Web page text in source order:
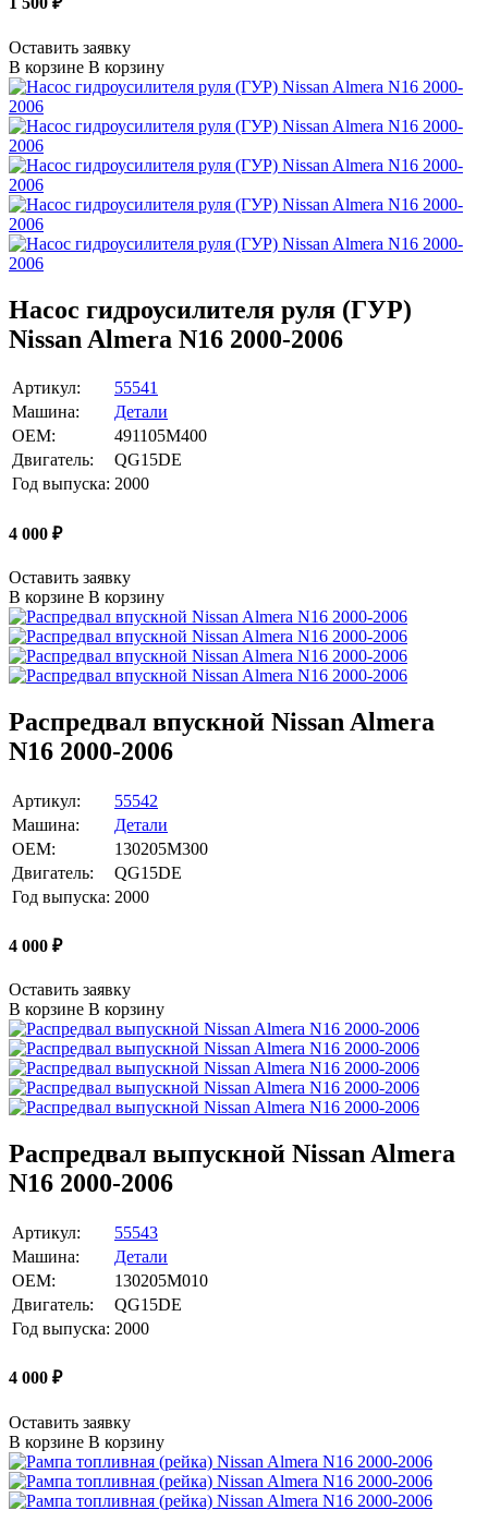
Оставить заявку
В корзине В корзину
Насос гидроусилителя руля (ГУР)
Nissan Almera N16 2000-2006
Артикул:
55541
Машина:
Детали
OEM:
491105M400
Двигатель:
QG15DE
Год выпуска: 2000
4 000 ₽
Оставить заявку
В корзине В корзину
Распредвал впускной Nissan Almera
N16 2000-2006
Артикул:
55542
Машина:
Детали
OEM:
130205M300
Двигатель:
QG15DE
Год выпуска: 2000
4 000 ₽
Оставить заявку
В корзине В корзину
Распредвал выпускной Nissan Almera
N16 2000-2006
Артикул:
55543
Машина:
Детали
OEM:
130205M010
Двигатель:
QG15DE
Год выпуска: 2000
4 000 ₽
Оставить заявку
В корзине В корзину